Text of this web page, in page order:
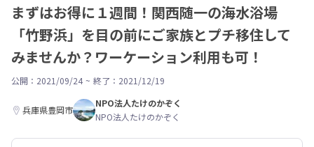
まずはお得に１週間！関西随一の海水浴場
「竹野浜」を目の前にご家族とプチ移住して
みませんか？ワーケーション利用も可！
公開：2021/09/24 ~ 終了：2021/12/19
兵庫県豊岡市
NPO法人たけのかぞく
NPO法人たけのかぞく